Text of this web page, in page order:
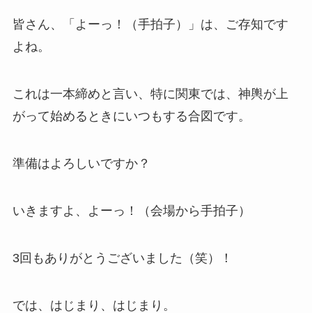
皆さん、「よーっ！（手拍子）」は、ご存知です
よね。
これは一本締めと言い、特に関東では、神輿が上
がって始めるときにいつもする合図です。
準備はよろしいですか？
いきますよ、よーっ！（会場から手拍子）
3回もありがとうございました（笑）！
では、はじまり、はじまり。